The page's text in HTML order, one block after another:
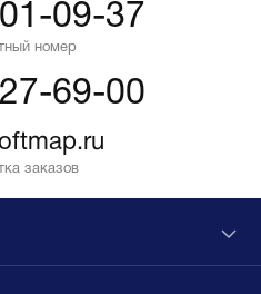
09-37
номер
69-00
заказов